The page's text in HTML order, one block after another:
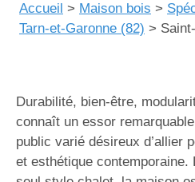
Accueil > Maison bois >
Tarn-et-Garonne (82) >
Durabilité, bien-être,
connaît un essor
public varié désireux d’allier
et esthétique contemporaine.